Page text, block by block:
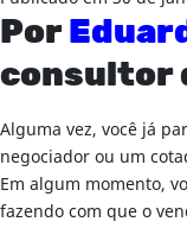
Por
consultor
Alguma vez, você já
negociador ou um
Em algum momento,
fazendo com que o